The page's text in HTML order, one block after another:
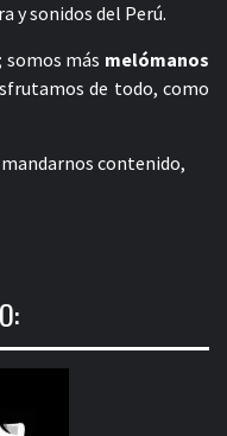
y sonidos del Perú.
más melómanos
de todo, como
contenido,